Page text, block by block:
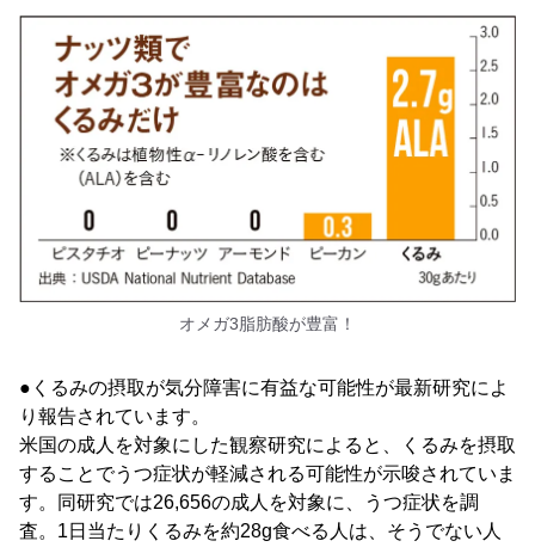
オメガ3脂肪酸が豊富！
●くるみの摂取が気分障害に有益な可能性が最新研究によ
り報告されています。
米国の成人を対象にした観察研究によると、くるみを摂取
することでうつ症状が軽減される可能性が示唆されていま
す。同研究では26,656の成人を対象に、うつ症状を調
査。1日当たりくるみを約28g食べる人は、そうでない人